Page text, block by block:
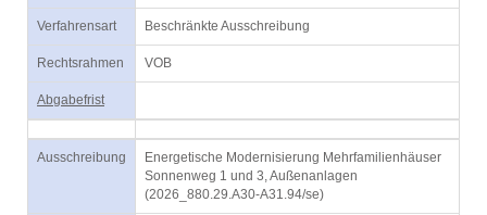
Verfahrensart Beschränkte Ausschreibung
Rechtsrahmen VOB
Abgabefrist
Ausschreibung
Energetische Modernisierung Mehrfamilienhäuser
Sonnenweg 1 und 3, Außenanlagen
(2026_880.29.A30-A31.94/se)